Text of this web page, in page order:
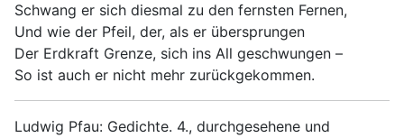
Schwang er sich diesmal zu den fernsten Fernen,
Und wie der Pfeil, der, als er übersprungen
Der Erdkraft Grenze, sich ins All geschwungen –
So ist auch er nicht mehr zurückgekommen.
Ludwig Pfau: Gedichte. 4., durchgesehene und